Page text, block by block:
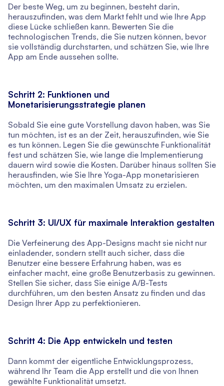
Der beste Weg, um zu beginnen, besteht darin,
herauszufinden, was dem Markt fehlt und wie Ihre App
diese Lücke schließen kann. Bewerten Sie die
technologischen Trends, die Sie nutzen können, bevor
sie vollständig durchstarten, und schätzen Sie, wie Ihre
App am Ende aussehen sollte.
Schritt 2: Funktionen und
Monetarisierungsstrategie planen
Sobald Sie eine gute Vorstellung davon haben, was Sie
tun möchten, ist es an der Zeit, herauszufinden, wie Sie
es tun können. Legen Sie die gewünschte Funktionalität
fest und schätzen Sie, wie lange die Implementierung
dauern wird sowie die Kosten. Darüber hinaus sollten Sie
herausfinden, wie Sie Ihre Yoga-App monetarisieren
möchten, um den maximalen Umsatz zu erzielen.
Schritt 3: UI/UX für maximale Interaktion gestalten
Die Verfeinerung des App-Designs macht sie nicht nur
einladender, sondern stellt auch sicher, dass die
Benutzer eine bessere Erfahrung haben, was es
einfacher macht, eine große Benutzerbasis zu gewinnen.
Stellen Sie sicher, dass Sie einige A/B-Tests
durchführen, um den besten Ansatz zu finden und das
Design Ihrer App zu perfektionieren.
Schritt 4: Die App entwickeln und testen
Dann kommt der eigentliche Entwicklungsprozess,
während Ihr Team die App erstellt und die von Ihnen
gewählte Funktionalität umsetzt.